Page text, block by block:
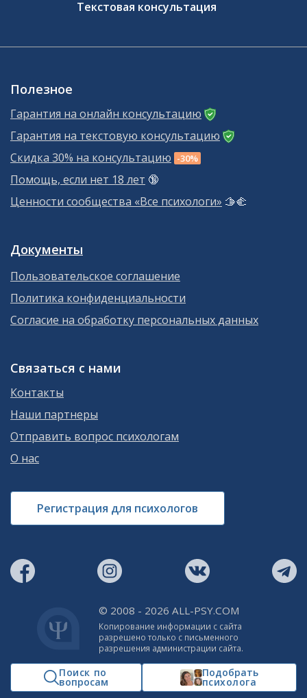
Поиск по
вопросам
Подобрать
психолога
Текстовая консультация
Полезное
Гарантия на онлайн консультацию
Гарантия на текстовую консультацию
Скидка 30% на консультацию -30%
Помощь, если нет 18 лет 🔞
Ценности сообщества «Все психологи» 🫱‍🫲
Документы
Пользовательское соглашение
Политика конфиденциальности
Согласие на обработку персональных данных
Связаться с нами
Контакты
Наши партнеры
Отправить вопрос психологам
О нас
Регистрация для психологов
© 2008 - 2026 ALL-PSY.COM
Копирование информации с сайта
разрешено только с письменного
разрешения администрации сайта.